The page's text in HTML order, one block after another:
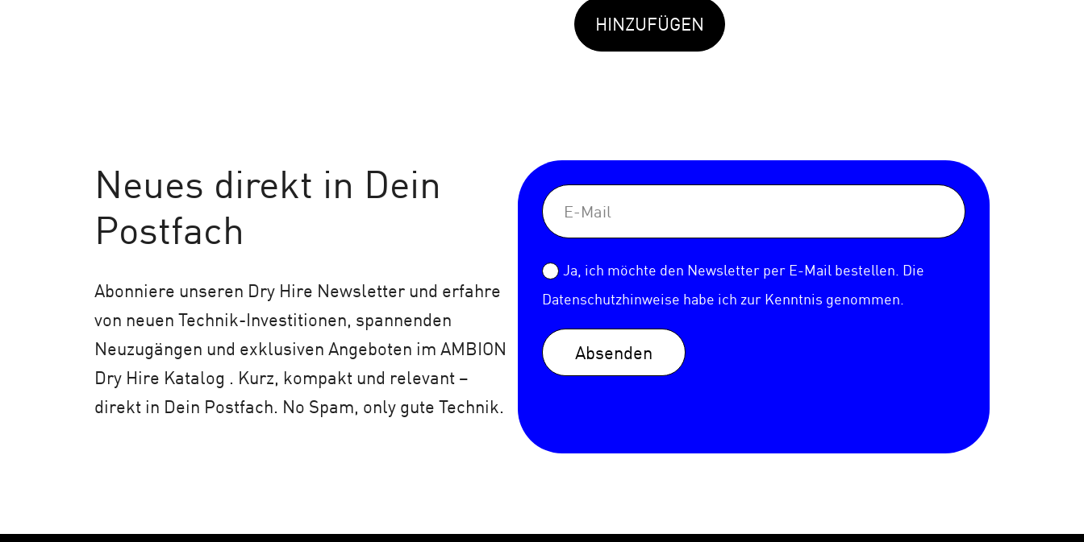
HINZUFÜGEN
Neues direkt in Dein
Postfach
Abonniere unseren Dry Hire Newsletter und erfahre
von neuen Technik-Investitionen, spannenden
Neuzugängen und exklusiven Angeboten im AMBION
Dry Hire Katalog . Kurz, kompakt und relevant –
direkt in Dein Postfach. No Spam, only gute Technik.
Ja, ich möchte den Newsletter per E-Mail bestellen. Die
Datenschutzhinweise habe ich zur Kenntnis genommen.
Absenden